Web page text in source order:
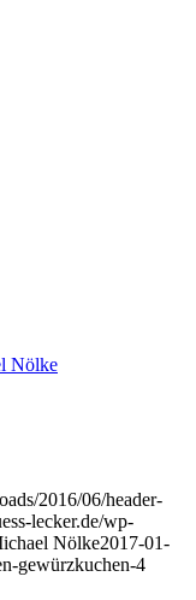
Nölke
2016/06/header-
lecker.de/wp-
Nölke2017-01-
gewürzkuchen-4